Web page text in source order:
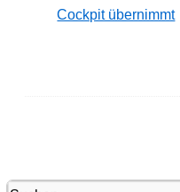
Cockpit übernimmt